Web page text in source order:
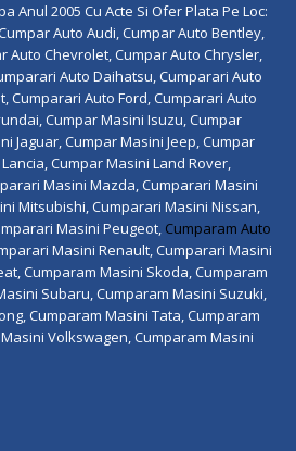
Anul 2005 Cu Acte Si Ofer Plata Pe Loc:
Auto Audi, Cumpar Auto Bentley,
Auto Chevrolet, Cumpar Auto Chrysler,
Auto Daihatsu, Cumparari Auto
Cumparari Auto Ford, Cumparari Auto
Cumpar Masini Isuzu, Cumpar
Jaguar, Cumpar Masini Jeep, Cumpar
Cumpar Masini Land Rover,
Masini Mazda, Cumparari Masini
Mitsubishi, Cumparari Masini Nissan,
Masini Peugeot, Cumparam Auto
Masini Renault, Cumparari Masini
Cumparam Masini Skoda, Cumparam
Subaru, Cumparam Masini Suzuki,
Cumparam Masini Tata, Cumparam
Volkswagen, Cumparam Masini